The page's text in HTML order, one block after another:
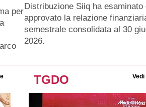
per
Distribuzione Siiq ha esaminato
approvato la relazione
semestrale consolidata al 30
2026.
TGDO